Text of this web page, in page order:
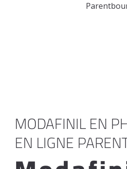
MODAFINIL EN
EN LIGNE